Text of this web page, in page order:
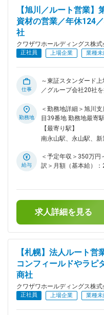
ープ全体の法務業務
もとの取引社数が多
ことでさらに社数・
【旭川／ルート営業
資材の営業／年休124
社
クワザワホールディングス株式
正社員 上場企業 業種未
仕事
～東証スタンダード
／グループ会社20社
北海道シェアNo.1を
とし、土木資材、基礎
構造物を支えるため
です。 ※クワザワホールディングス株式会社に入社後、株式会
地 事業内容：建設基礎資材卸売 ■営業ス
は、実際に工事を行う
を提案していきます
いくらい、様々なメ
わせた商品提案が可能
商品問い合わせ・納
ていきます。 ■研修制度 入社時に建設業の知識や経験が無く
ても大丈夫です。 当
経験から業務を習得
社時の研修では、座
見積の仕方を練習して
から、先輩社員と一緒
ます。 ■ポイント ◎安定性・将来性！創業90年の東証上場老
舗企業です。今後は
勤務地
＜勤務地詳細＞旭川
目39番地 勤務地最寄
地内喫煙可能場所あ
【最寄り駅】
南永山駅、永山駅、新
給与
＜予定年収＞350万円
訳＞月額（基本給）
回（7月・12月）※過
20,000円／月・キャ
賃金はあくまでも目
求人詳細を見る
【札幌】法人ルート
コンフィールドやラピ
商社
クワザワホールディングス株式
正社員 上場企業 業種未